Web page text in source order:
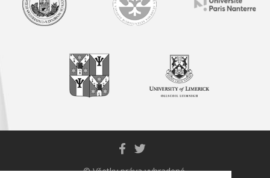
© Všetky práva vyhradené.